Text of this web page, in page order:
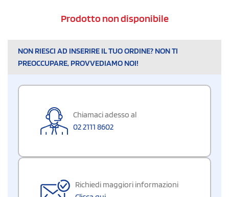
Prodotto non disponibile
NON RIESCI AD INSERIRE IL TUO ORDINE? NON TI
PREOCCUPARE, PROVVEDIAMO NOI!
Chiamaci adesso al
02 2111 8602
Richiedi maggiori informazioni